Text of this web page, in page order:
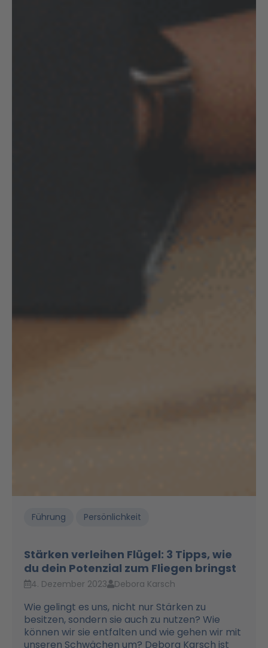
Führung Persönlichkeit
Stärken verleihen Flügel: 3 Tipps, wie
du dein Potenzial zum Fliegen bringst
4. Dezember 2023 Debora Karsch
Wie gelingt es uns, nicht nur Stärken zu
besitzen, sondern sie auch zu nutzen? Wie
können wir sie entfalten und wie gehen wir mit
unseren Schwächen um? Debora Karsch ist